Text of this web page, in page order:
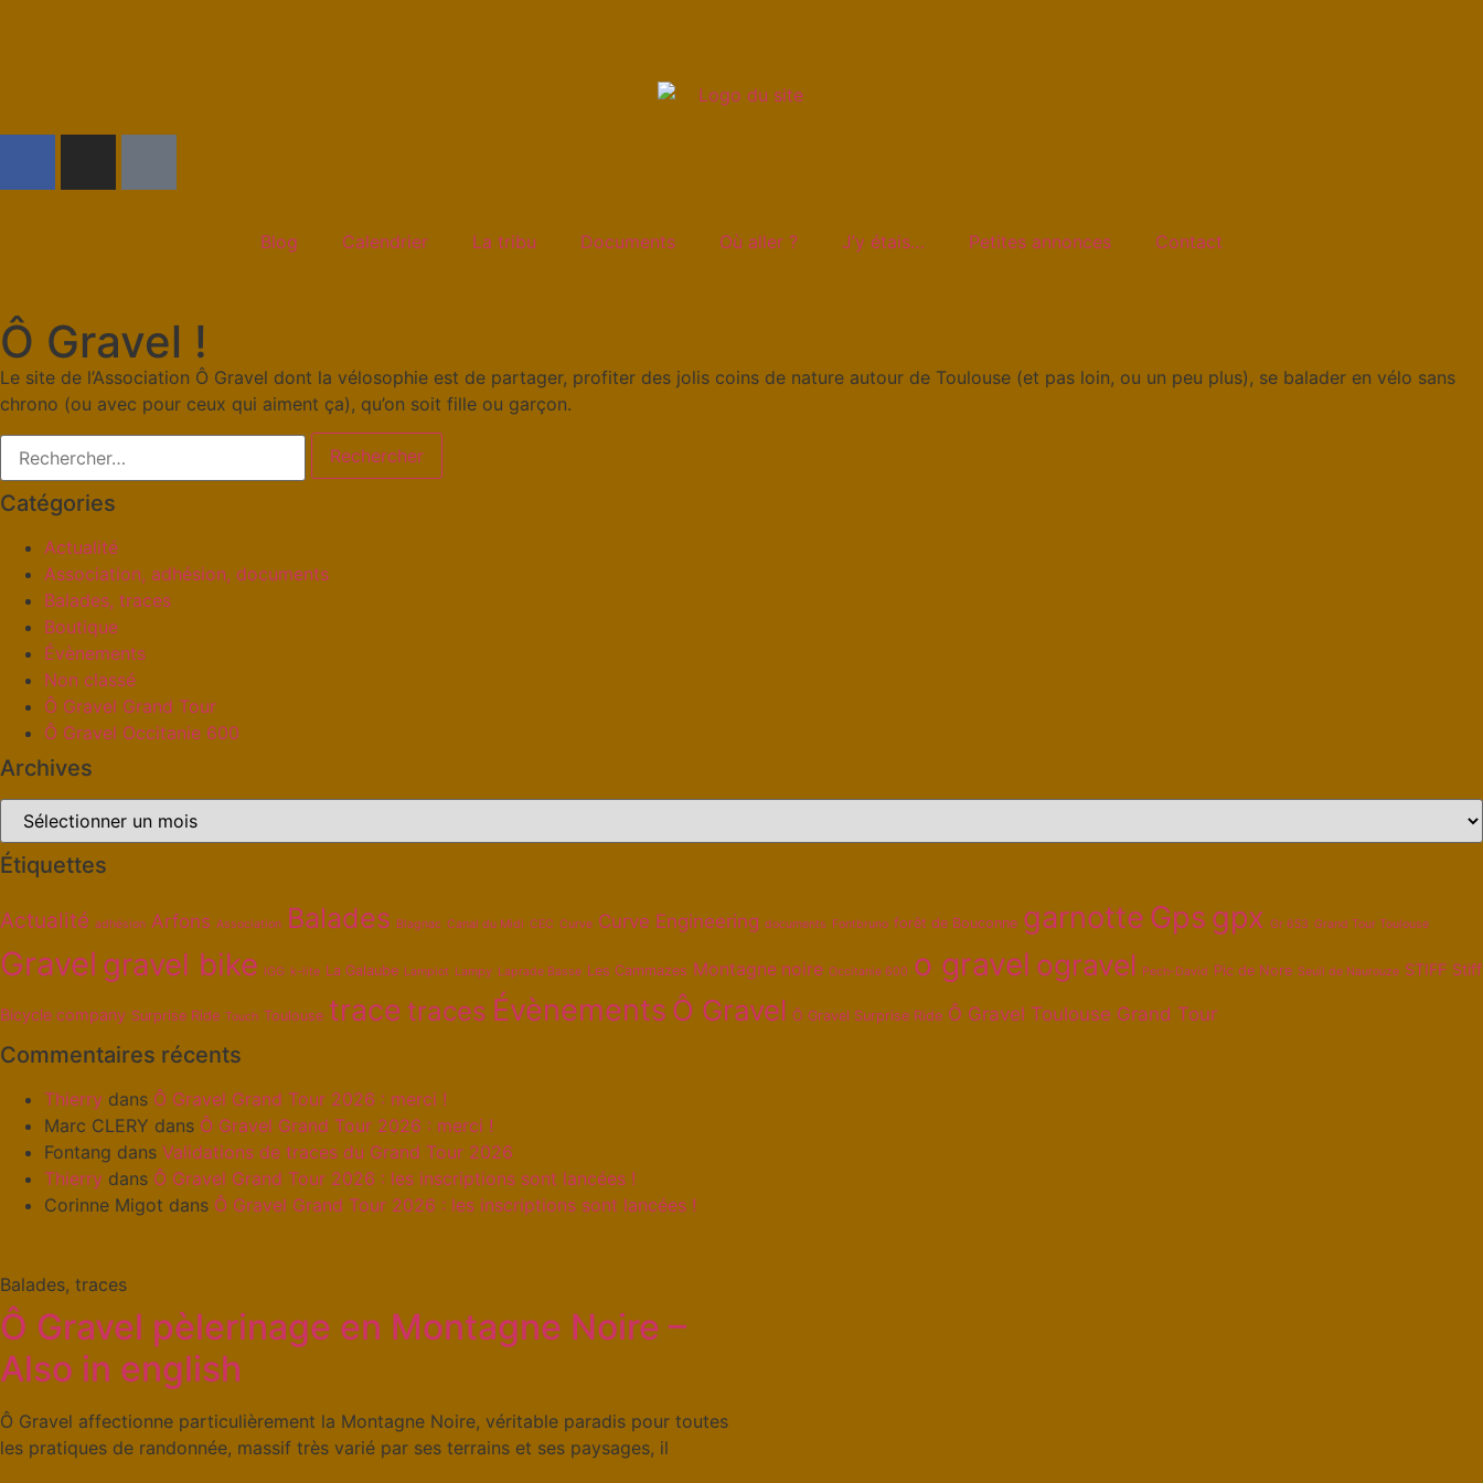
Blog Calendrier La tribu Documents Où aller ? J’y étais… Petites annonces Contact
Ô Gravel !
Le site de l’Association Ô Gravel dont la vélosophie est de partager, profiter des jolis coins de nature autour de Toulouse (et pas loin, ou un peu plus), se balader en vélo sans
chrono (ou avec pour ceux qui aiment ça), qu’on soit fille ou garçon.
Catégories
Actualité
Association, adhésion, documents
Balades, traces
Boutique
Évènements
Non classé
Ô Gravel Grand Tour
Ô Gravel Occitanie 600
Archives
Étiquettes
Actualité adhésion Arfons Association Balades Blagnac Canal du Midi CEC Curve Curve Engineering documents Fontbruno forêt de Bouconne garnotte Gps gpx Gr 653 Grand Tour Toulouse
Gravel gravel bike IGG k-lite La Galaube Lampiot Lampy Laprade Basse Les Cammazes Montagne noire Occitanie 600 o gravel ogravel Pech-David Pic de Nore Seuil de Naurouze STIFF Stiff
Bicycle company Surprise Ride Touch Toulouse trace traces Évènements Ô Gravel Ô Gravel Surprise Ride Ô Gravel Toulouse Grand Tour
Commentaires récents
Thierry dans Ô Gravel Grand Tour 2026 : merci !
Marc CLERY dans Ô Gravel Grand Tour 2026 : merci !
Fontang dans Validations de traces du Grand Tour 2026
Thierry dans Ô Gravel Grand Tour 2026 : les inscriptions sont lancées !
Corinne Migot dans Ô Gravel Grand Tour 2026 : les inscriptions sont lancées !
Balades, traces
Ô Gravel pèlerinage en Montagne Noire –
Also in english
Ô Gravel affectionne particulièrement la Montagne Noire, véritable paradis pour toutes
les pratiques de randonnée, massif très varié par ses terrains et ses paysages, il